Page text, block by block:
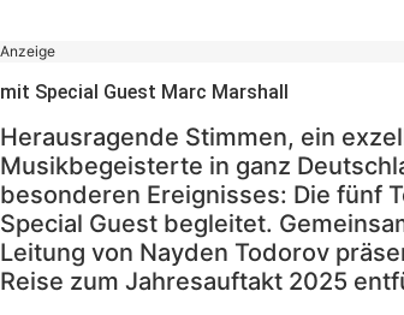
Anzeige
mit Special Guest Marc Marshall
Herausragende Stimmen, ein
Musikbegeisterte in ganz
besonderen Ereignisses: Die fünf
Special Guest begleitet.
Leitung von Nayden Todorov
Reise zum Jahresauftakt 2025